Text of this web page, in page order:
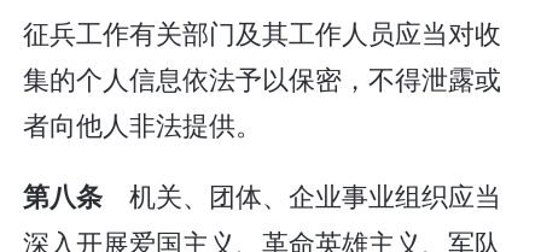
征兵工作有关部门及其工作人员应当对收
集的个人信息依法予以保密，不得泄露或
者向他人非法提供。
第八条 机关、团体、企业事业组织应当
深入开展爱国主义、革命英雄主义、军队